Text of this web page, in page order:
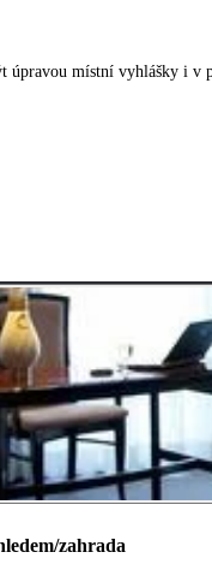
úpravou místní vyhlášky i
zahrada